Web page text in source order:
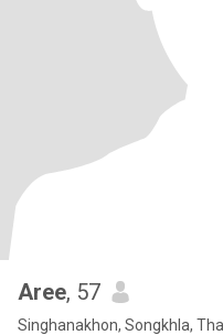
Aree, 57
Singhanakhon, Songkhla,